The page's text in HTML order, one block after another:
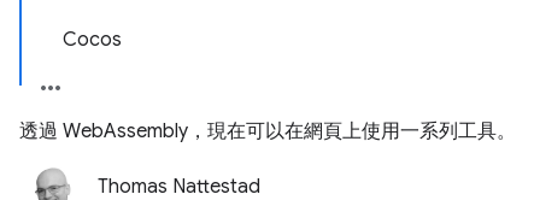
Cocos
透過 WebAssembly，現在可以在網頁上使用一系列工具。
Thomas Nattestad